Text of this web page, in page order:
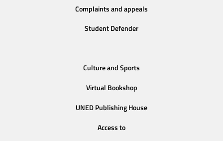
Complaints and appeals
Student Defender
Culture and Sports
Virtual Bookshop
UNED Publishing House
Access to